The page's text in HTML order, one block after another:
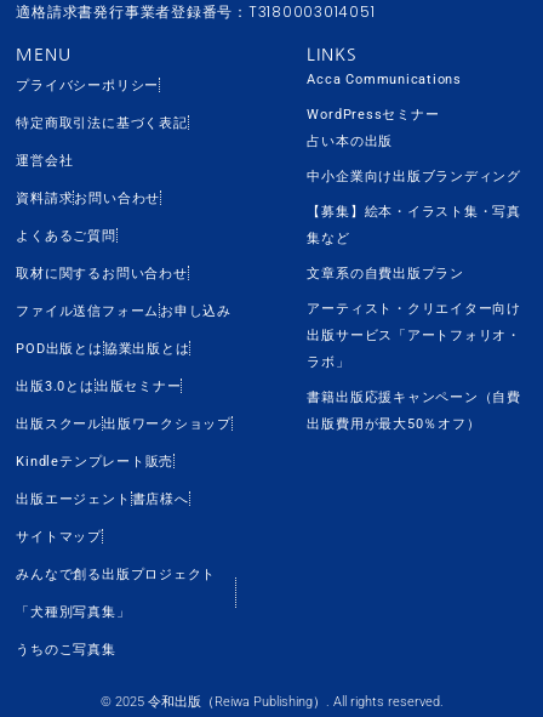
適格請求書発行事業者登録番号：T3180003014051
MENU
プライバシーポリシー
特定商取引法に基づく表記
運営会社
資料請求お問い合わせ
よくあるご質問
取材に関するお問い合わせ
ファイル送信フォームお申し込み
POD出版とは 協業出版とは
出版3.0とは 出版セミナー
出版スクール出版ワークショップ
Kindleテンプレート販売
出版エージェント 書店様へ
サイトマップ
みんなで創る出版プロジェクト
「犬種別写真集」
うちのこ写真集
LINKS
Acca Communications
WordPressセミナー
占い本の出版
中小企業向け出版ブランディング
【募集】絵本・イラスト集・写真
集など
文章系の自費出版プラン
アーティスト・クリエイター向け
出版サービス「アートフォリオ・
ラボ」
書籍出版応援キャンペーン（自費
出版費用が最大50％オフ）
© 2025 令和出版（Reiwa Publishing）. All rights reserved.